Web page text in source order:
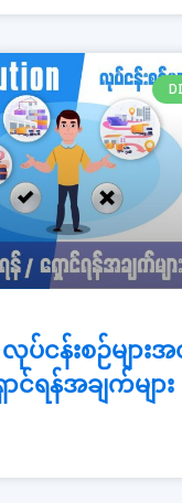
လုပ်ငန်းစဉ်မျာ
င်ရန်အချက်များ